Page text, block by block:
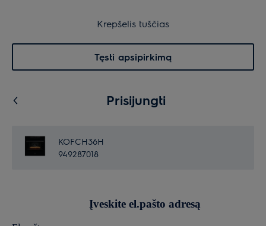
Menu 0
Krepšelis tuščias
Tęsti apsipirkimą
Prisijungti
KOFCH36H
949287018
Įveskite el.pašto adresą